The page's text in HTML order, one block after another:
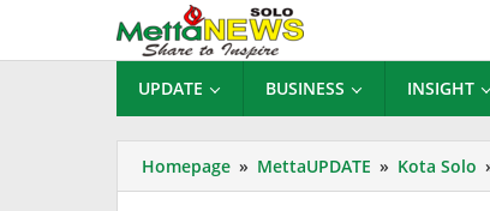
konten
UPDATE BUSINESS INSIGHT
Homepage » MettaUPDATE » Kota Solo